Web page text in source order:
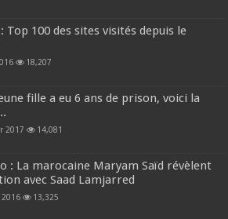
Top 100 des sites visités depuis le
18,207
fille a eu 6 ans de prison, voici la
2017 14,081
: La marocaine Maryam Saïd révèlent
avec Saad Lamjarred
2016 13,325